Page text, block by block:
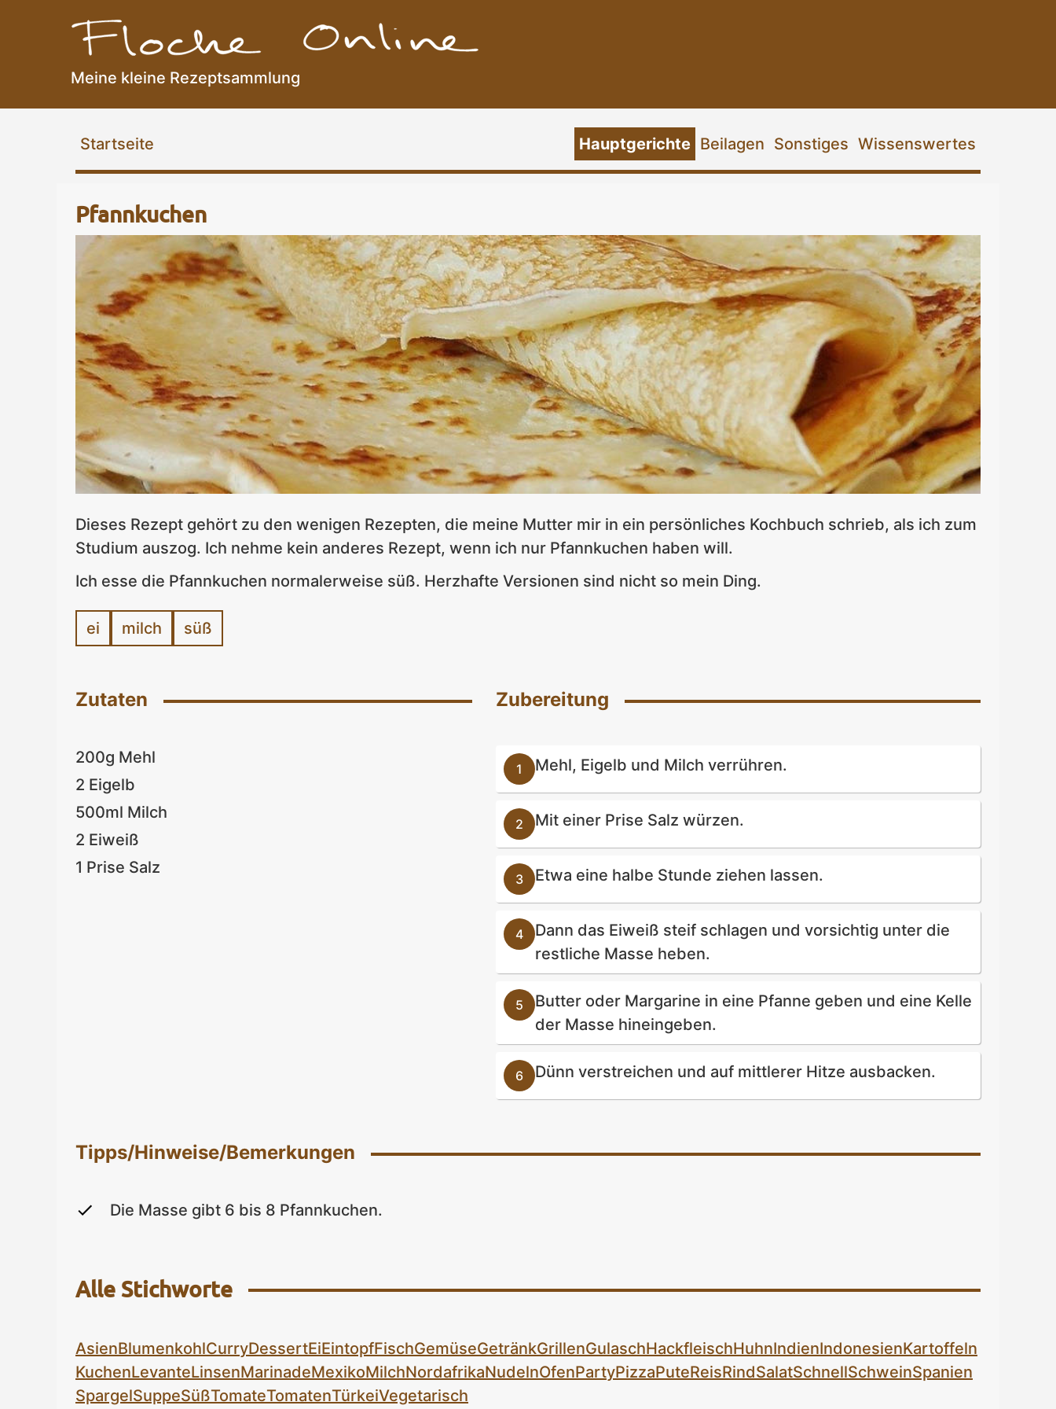
Flocke Online
Meine kleine Rezeptsammlung
Startseite Hauptgerichte Beilagen Sonstiges Wissenswertes
Pfannkuchen
Dieses Rezept gehört zu den wenigen Rezepten, die meine Mutter mir in ein persönliches Kochbuch schrieb, als ich zum
Studium auszog. Ich nehme kein anderes Rezept, wenn ich nur Pfannkuchen haben will.
Ich esse die Pfannkuchen normalerweise süß. Herzhafte Versionen sind nicht so mein Ding.
ei milch süß
Zutaten
200g Mehl
2 Eigelb
500ml Milch
2 Eiweiß
1 Prise Salz
Zubereitung
Mehl, Eigelb und Milch verrühren.
Mit einer Prise Salz würzen.
Etwa eine halbe Stunde ziehen lassen.
Dann das Eiweiß steif schlagen und vorsichtig unter die
restliche Masse heben.
Butter oder Margarine in eine Pfanne geben und eine Kelle
der Masse hineingeben.
Dünn verstreichen und auf mittlerer Hitze ausbacken.
Tipps/Hinweise/Bemerkungen
Die Masse gibt 6 bis 8 Pfannkuchen.
Alle Stichworte
AsienBlumenkohlCurryDessertEiEintopfFischGemüseGetränkGrillenGulaschHackfleischHuhnIndienIndonesienKartoffeln
KuchenLevanteLinsenMarinadeMexikoMilchNordafrikaNudelnOfenPartyPizzaPuteReisRindSalatSchnellSchweinSpanien
SpargelSuppeSüßTomateTomatenTürkeiVegetarisch